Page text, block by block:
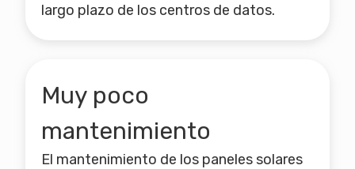
largo plazo de los centros de datos.
Muy poco
mantenimiento
El mantenimiento de los paneles solares